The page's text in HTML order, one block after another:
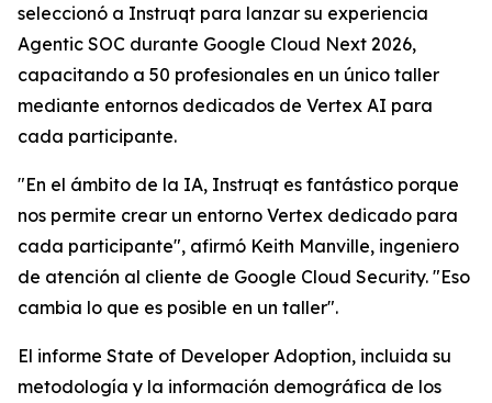
seleccionó a Instruqt para lanzar su experiencia
Agentic SOC durante Google Cloud Next 2026,
capacitando a 50 profesionales en un único taller
mediante entornos dedicados de Vertex AI para
cada participante.
"En el ámbito de la IA, Instruqt es fantástico porque
nos permite crear un entorno Vertex dedicado para
cada participante", afirmó Keith Manville, ingeniero
de atención al cliente de Google Cloud Security. "Eso
cambia lo que es posible en un taller".
El informe State of Developer Adoption, incluida su
metodología y la información demográfica de los